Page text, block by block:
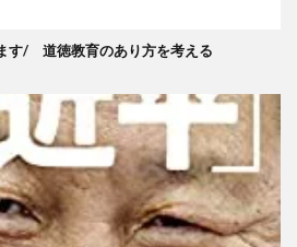
す/ 道徳教育のあり方を考える